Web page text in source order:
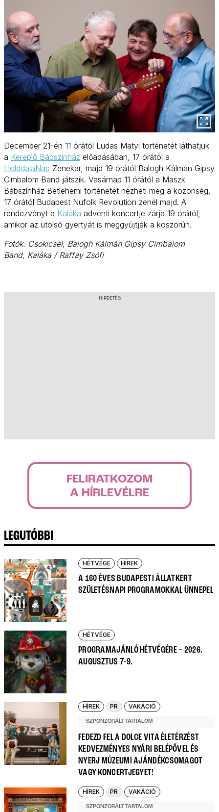
December 21-én 11 órától Ludas Matyi történetét láthatjuk
a Kereplő Bábszínház előadásában, 17 órától a
HolddalaNap Zenekar, majd 19 órától Balogh Kálmán Gipsy
Cimbalom Band játszik. Vasárnap 11 órától a Maszk
Bábszínház Betlehemi történetét nézheti meg a közönség,
17 órától Budapest Nufolk Revolution zenél majd. A
rendezvényt a Kaláka adventi koncertje zárja 19 órától,
amikor az utolsó gyertyát is meggyújtják a koszorún.
Fotók: Csokicsel, Balogh Kálmán Gipsy Cimbalom
Band, Kaláka / Raffay Zsófi
HIRDETÉS
FELIRATKOZOM
A HÍRLEVÉLRE
LEGUTÓBBI
HÉTVÉGE HÍREK
A 160 ÉVES BUDAPESTI ÁLLATKERT
SZÜLETÉSNAPI PROGRAMOKKAL ÜNNEPEL
HÉTVÉGE
PROGRAMAJÁNLÓ HÉTVÉGÉRE – 2026.
AUGUSZTUS 7-9.
HÍREK PR VAKÁCIÓ
SZPONZORÁLT TARTALOM
FEDEZD FEL A DOLCE VITA ÉLETÉRZÉST
KEDVEZMÉNYES NYÁRI BELÉPŐVEL ÉS
NYERJ MÚZEUMI AJÁNDÉKCSOMAGOT
VAGY KONCERTJEGYET!
HÍREK PR VAKÁCIÓ
SZPONZORÁLT TARTALOM